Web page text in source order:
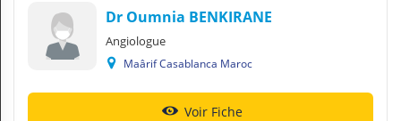
Dr Oumnia BENKIRANE
Angiologue
Maârif Casablanca Maroc
Voir Fiche